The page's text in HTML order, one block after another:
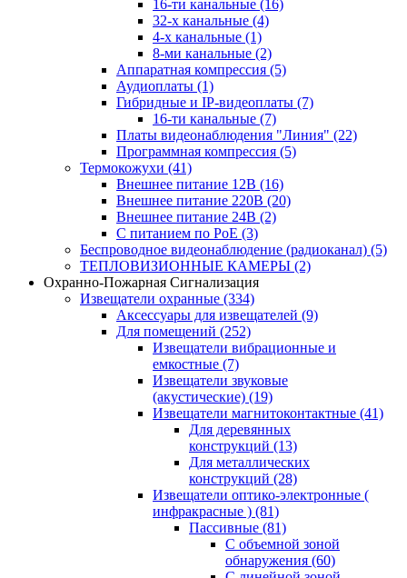
16-ти канальные (16)
32-х канальные (4)
4-х канальные (1)
8-ми канальные (2)
Аппаратная компрессия (5)
Аудиоплаты (1)
Гибридные и IP-видеоплаты (7)
16-ти канальные (7)
Платы видеонаблюдения "Линия" (22)
Программная компрессия (5)
Термокожухи (41)
Внешнее питание 12В (16)
Внешнее питание 220В (20)
Внешнее питание 24В (2)
С питанием по PoE (3)
Беспроводное видеонаблюдение (радиоканал) (5)
ТЕПЛОВИЗИОННЫЕ КАМЕРЫ (2)
Охранно-Пожарная Сигнализация
Извещатели охранные (334)
Аксессуары для извещателей (9)
Для помещений (252)
Извещатели вибрационные и
емкостные (7)
Извещатели звуковые
(акустические) (19)
Извещатели магнитоконтактные (41)
Для деревянных
конструкций (13)
Для металлических
конструкций (28)
Извещатели оптико-электронные (
инфракрасные ) (81)
Пассивные (81)
С объемной зоной
обнаружения (60)